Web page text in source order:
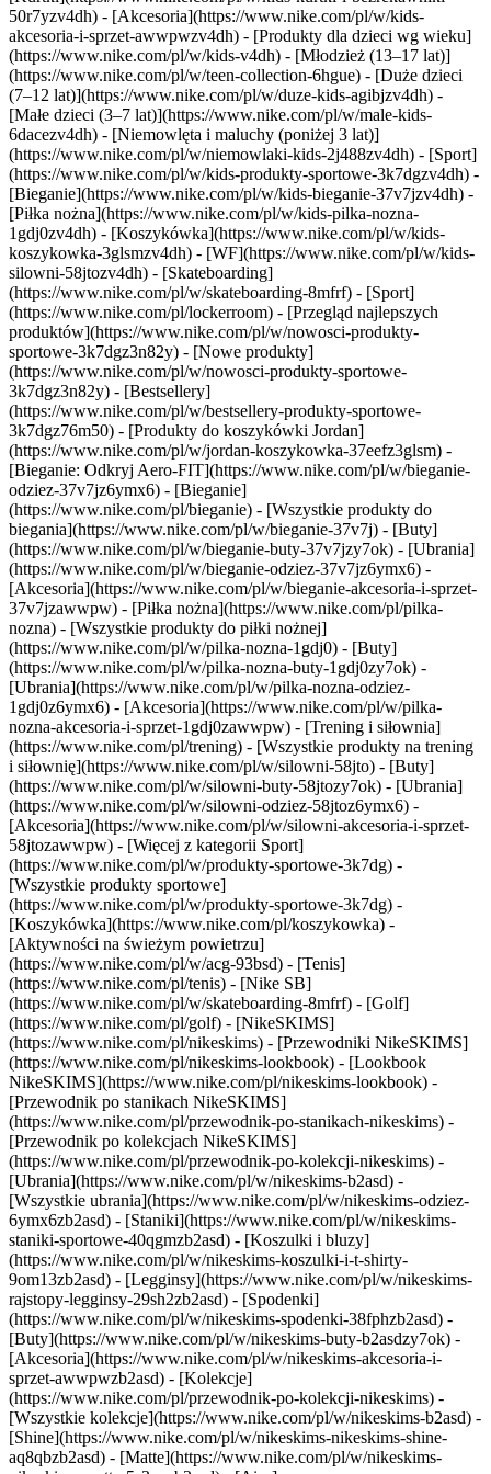
50r7yzv4dh) - [Akcesoria](https://www.nike.com/pl/w/kids-
akcesoria-i-sprzet-awwpwzv4dh) - [Produkty dla dzieci wg wieku]
(https://www.nike.com/pl/w/kids-v4dh) - [Młodzież (13–17 lat)]
(https://www.nike.com/pl/w/teen-collection-6hgue) - [Duże dzieci
(7–12 lat)](https://www.nike.com/pl/w/duze-kids-agibjzv4dh) -
[Małe dzieci (3–7 lat)](https://www.nike.com/pl/w/male-kids-
6dacezv4dh) - [Niemowlęta i maluchy (poniżej 3 lat)]
(https://www.nike.com/pl/w/niemowlaki-kids-2j488zv4dh) - [Sport]
(https://www.nike.com/pl/w/kids-produkty-sportowe-3k7dgzv4dh) -
[Bieganie](https://www.nike.com/pl/w/kids-bieganie-37v7jzv4dh) -
[Piłka nożna](https://www.nike.com/pl/w/kids-pilka-nozna-
1gdj0zv4dh) - [Koszykówka](https://www.nike.com/pl/w/kids-
koszykowka-3glsmzv4dh) - [WF](https://www.nike.com/pl/w/kids-
silowni-58jtozv4dh) - [Skateboarding]
(https://www.nike.com/pl/w/skateboarding-8mfrf) - [Sport]
(https://www.nike.com/pl/lockerroom) - [Przegląd najlepszych
produktów](https://www.nike.com/pl/w/nowosci-produkty-
sportowe-3k7dgz3n82y) - [Nowe produkty]
(https://www.nike.com/pl/w/nowosci-produkty-sportowe-
3k7dgz3n82y) - [Bestsellery]
(https://www.nike.com/pl/w/bestsellery-produkty-sportowe-
3k7dgz76m50) - [Produkty do koszykówki Jordan]
(https://www.nike.com/pl/w/jordan-koszykowka-37eefz3glsm) -
[Bieganie: Odkryj Aero-FIT](https://www.nike.com/pl/w/bieganie-
odziez-37v7jz6ymx6) - [Bieganie]
(https://www.nike.com/pl/bieganie) - [Wszystkie produkty do
biegania](https://www.nike.com/pl/w/bieganie-37v7j) - [Buty]
(https://www.nike.com/pl/w/bieganie-buty-37v7jzy7ok) - [Ubrania]
(https://www.nike.com/pl/w/bieganie-odziez-37v7jz6ymx6) -
[Akcesoria](https://www.nike.com/pl/w/bieganie-akcesoria-i-sprzet-
37v7jzawwpw) - [Piłka nożna](https://www.nike.com/pl/pilka-
nozna) - [Wszystkie produkty do piłki nożnej]
(https://www.nike.com/pl/w/pilka-nozna-1gdj0) - [Buty]
(https://www.nike.com/pl/w/pilka-nozna-buty-1gdj0zy7ok) -
[Ubrania](https://www.nike.com/pl/w/pilka-nozna-odziez-
1gdj0z6ymx6) - [Akcesoria](https://www.nike.com/pl/w/pilka-
nozna-akcesoria-i-sprzet-1gdj0zawwpw) - [Trening i siłownia]
(https://www.nike.com/pl/trening) - [Wszystkie produkty na trening
i siłownię](https://www.nike.com/pl/w/silowni-58jto) - [Buty]
(https://www.nike.com/pl/w/silowni-buty-58jtozy7ok) - [Ubrania]
(https://www.nike.com/pl/w/silowni-odziez-58jtoz6ymx6) -
[Akcesoria](https://www.nike.com/pl/w/silowni-akcesoria-i-sprzet-
58jtozawwpw) - [Więcej z kategorii Sport]
(https://www.nike.com/pl/w/produkty-sportowe-3k7dg) -
[Wszystkie produkty sportowe]
(https://www.nike.com/pl/w/produkty-sportowe-3k7dg) -
[Koszykówka](https://www.nike.com/pl/koszykowka) -
[Aktywności na świeżym powietrzu]
(https://www.nike.com/pl/w/acg-93bsd) - [Tenis]
(https://www.nike.com/pl/tenis) - [Nike SB]
(https://www.nike.com/pl/w/skateboarding-8mfrf) - [Golf]
(https://www.nike.com/pl/golf) - [NikeSKIMS]
(https://www.nike.com/pl/nikeskims) - [Przewodniki NikeSKIMS]
(https://www.nike.com/pl/nikeskims-lookbook) - [Lookbook
NikeSKIMS](https://www.nike.com/pl/nikeskims-lookbook) -
[Przewodnik po stanikach NikeSKIMS]
(https://www.nike.com/pl/przewodnik-po-stanikach-nikeskims) -
[Przewodnik po kolekcjach NikeSKIMS]
(https://www.nike.com/pl/przewodnik-po-kolekcji-nikeskims) -
[Ubrania](https://www.nike.com/pl/w/nikeskims-b2asd) -
[Wszystkie ubrania](https://www.nike.com/pl/w/nikeskims-odziez-
6ymx6zb2asd) - [Staniki](https://www.nike.com/pl/w/nikeskims-
staniki-sportowe-40qgmzb2asd) - [Koszulki i bluzy]
(https://www.nike.com/pl/w/nikeskims-koszulki-i-t-shirty-
9om13zb2asd) - [Legginsy](https://www.nike.com/pl/w/nikeskims-
rajstopy-legginsy-29sh2zb2asd) - [Spodenki]
(https://www.nike.com/pl/w/nikeskims-spodenki-38fphzb2asd) -
[Buty](https://www.nike.com/pl/w/nikeskims-buty-b2asdzy7ok) -
[Akcesoria](https://www.nike.com/pl/w/nikeskims-akcesoria-i-
sprzet-awwpwzb2asd) - [Kolekcje]
(https://www.nike.com/pl/przewodnik-po-kolekcji-nikeskims) -
[Wszystkie kolekcje](https://www.nike.com/pl/w/nikeskims-b2asd) -
[Shine](https://www.nike.com/pl/w/nikeskims-nikeskims-shine-
aq8qbzb2asd) - [Matte](https://www.nike.com/pl/w/nikeskims-